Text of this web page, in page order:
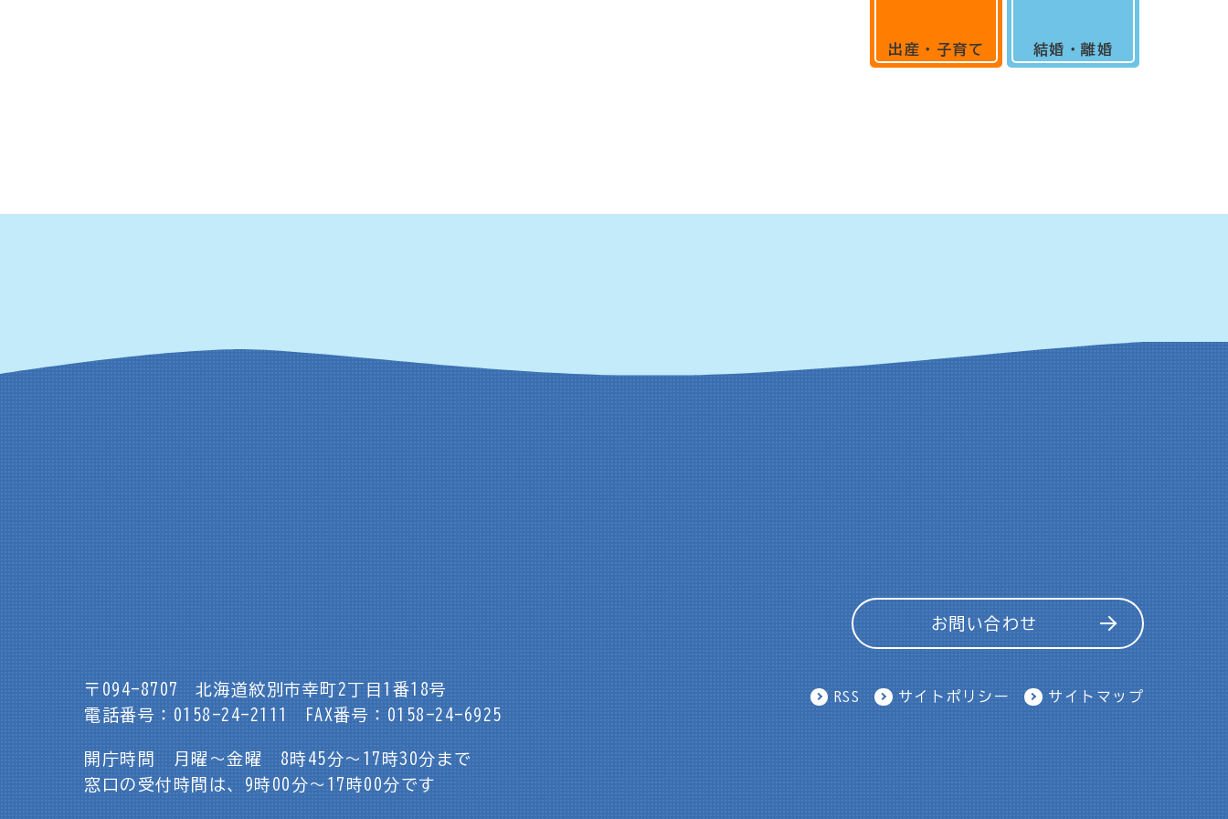
出産・子育て 結婚・離婚
〒094-8707
北海道紋別市幸町2丁目1番18号
電話番号：0158-24-2111
FAX番号：0158-24-6925
開庁時間 月曜～金曜 8時45分～17時30分まで
窓口の受付時間は、9時00分～17時00分です
お問い合わせ
RSS サイトポリシー サイトマップ